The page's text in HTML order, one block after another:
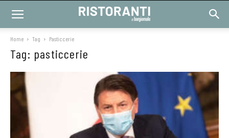
Home Tag Pasticcerie
Tag: pasticcerie